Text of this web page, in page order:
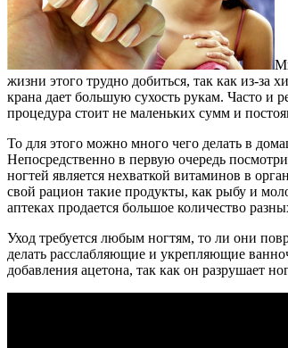
жизни этого трудно добиться, так как из-за
крана дает большую сухость рукам. Часто и
процедура стоит не маленьких сумм и
То для этого можно много чего делать в
Непосредственно в первую очередь
ногтей является нехваткой витаминов в
свой рацион такие продукты, как рыбу и
аптеках продается большое количество
Уход требуется любым ногтям, то ли они
делать расслабляющие и укрепляющие
добавления ацетона, так как он разрушает